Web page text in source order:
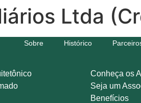
Sobre Histórico
Ltda
Conheça os
Seja um
Benefícios